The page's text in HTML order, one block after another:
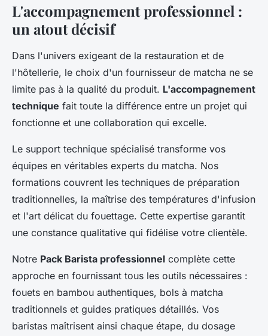
L'accompagnement professionnel :
un atout décisif
Dans l'univers exigeant de la restauration et de
l'hôtellerie, le choix d'un fournisseur de matcha ne se
limite pas à la qualité du produit. L'accompagnement
technique fait toute la différence entre un projet qui
fonctionne et une collaboration qui excelle.
Le support technique spécialisé transforme vos
équipes en véritables experts du matcha. Nos
formations couvrent les techniques de préparation
traditionnelles, la maîtrise des températures d'infusion
et l'art délicat du fouettage. Cette expertise garantit
une constance qualitative qui fidélise votre clientèle.
Notre Pack Barista professionnel complète cette
approche en fournissant tous les outils nécessaires :
fouets en bambou authentiques, bols à matcha
traditionnels et guides pratiques détaillés. Vos
baristas maîtrisent ainsi chaque étape, du dosage